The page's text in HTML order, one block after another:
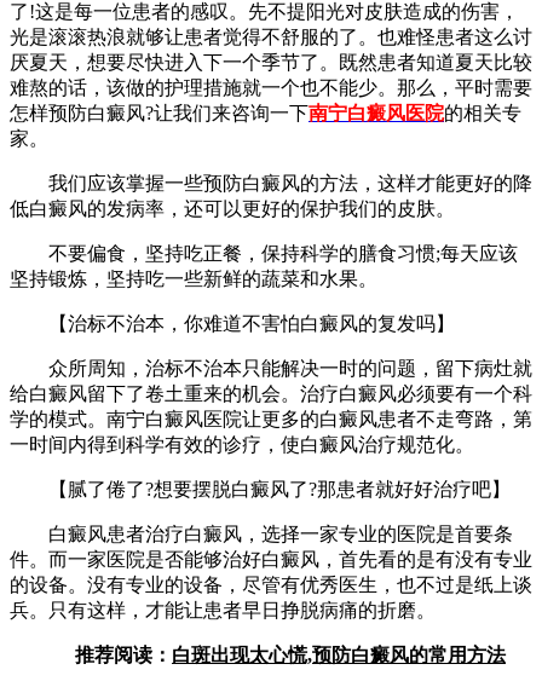
了!这是每一位患者的感叹。先不提阳光对皮肤造成的伤害，
光是滚滚热浪就够让患者觉得不舒服的了。也难怪患者这么讨
厌夏天，想要尽快进入下一个季节了。既然患者知道夏天比较
难熬的话，该做的护理措施就一个也不能少。那么，平时需要
怎样预防白癜风?让我们来咨询一下南宁白癜风医院的相关专
家。
我们应该掌握一些预防白癜风的方法，这样才能更好的降
低白癜风的发病率，还可以更好的保护我们的皮肤。
不要偏食，坚持吃正餐，保持科学的膳食习惯;每天应该
坚持锻炼，坚持吃一些新鲜的蔬菜和水果。
【治标不治本，你难道不害怕白癜风的复发吗】
众所周知，治标不治本只能解决一时的问题，留下病灶就
给白癜风留下了卷土重来的机会。治疗白癜风必须要有一个科
学的模式。南宁白癜风医院让更多的白癜风患者不走弯路，第
一时间内得到科学有效的诊疗，使白癜风治疗规范化。
【腻了倦了?想要摆脱白癜风了?那患者就好好治疗吧】
白癜风患者治疗白癜风，选择一家专业的医院是首要条
件。而一家医院是否能够治好白癜风，首先看的是有没有专业
的设备。没有专业的设备，尽管有优秀医生，也不过是纸上谈
兵。只有这样，才能让患者早日挣脱病痛的折磨。
推荐阅读： 白斑出现太心慌,预防白癜风的常用方法